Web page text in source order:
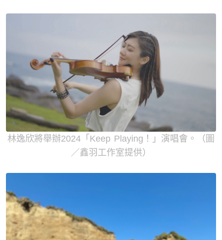
林逸欣將舉辦2024「Keep Playing！」演唱會。（圖
／鑫羽工作室提供）